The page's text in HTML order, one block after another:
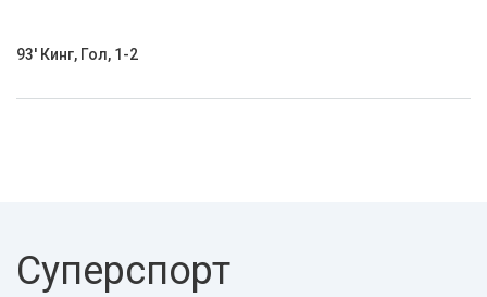
93' Кинг, Гол, 1-2
Суперспорт